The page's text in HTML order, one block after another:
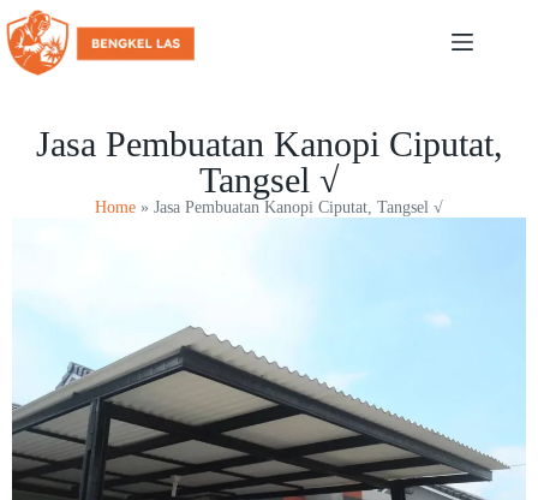
Jasa Pembuatan Kanopi Ciputat,
Tangsel √
Home » Jasa Pembuatan Kanopi Ciputat, Tangsel √